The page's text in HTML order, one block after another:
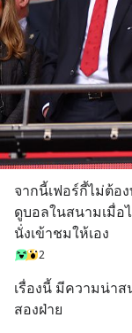
จากนี้เฟอร์กี้ไม่ต้อ
ดูบอลในสนามเมื่อ
นั่งเข้าชมให้เอง
2
เรื่องนี้ มีความน่า
สองฝ่าย